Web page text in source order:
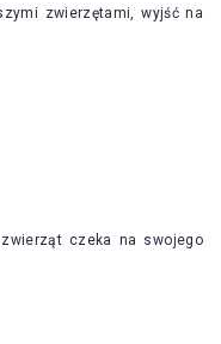
zwierzętami, wyjść na
czeka na swojego